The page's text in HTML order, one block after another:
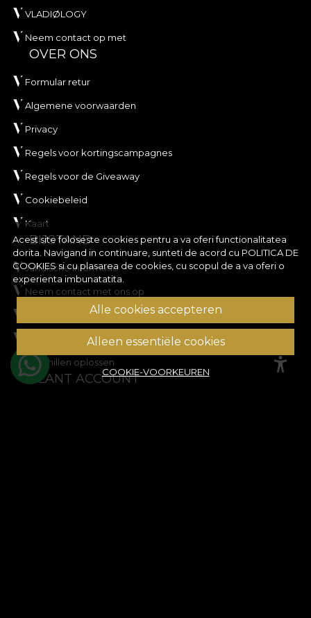
Acest site foloseste cookies pentru a va oferi functionalitatea
dorita. Navigand in continuare, sunteti de acord cu POLITICA DE
COOKIESsi cu plasarea de cookies, cu scopul de a va oferi o
experienta imbunatatita.
Alle cookies accepteren
Alleen essentiële cookies
COOKIE-VOORKEUREN
VLADIØLOGY
Neem contact op met
OVER ONS
Formular retur
Algemene voorwaarden
Privacy
Regels voor kortingscampagnes
Regels voor de Giveaway
Cookiebeleid
Kaart
BIJSTAND
Juridische informatie
Neem contact met ons op
Veelgestelde vragen
Geschillen oplossen
KLANT ACCOUNT